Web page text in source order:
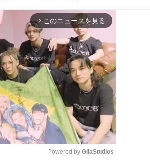
arrow_forward_ios このニュースを見る
Powered by GliaStudios